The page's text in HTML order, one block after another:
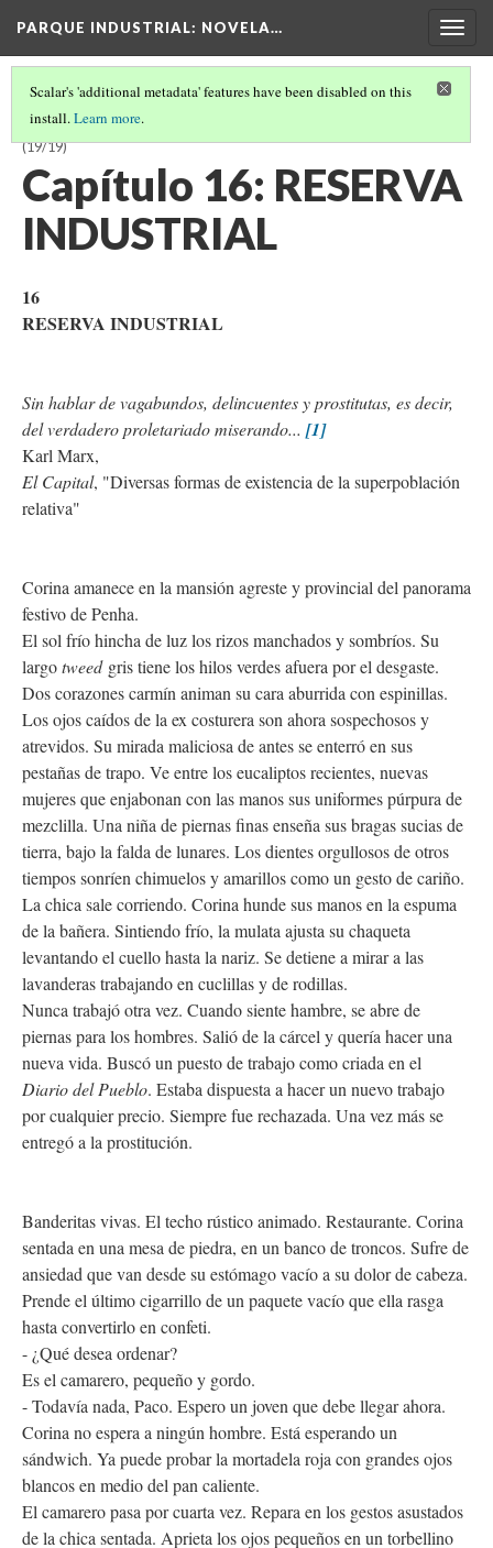
PARQUE INDUSTRIAL: NOVELA…
Scalar's 'additional metadata' features have been disabled on this
install.Learn more.
PARQUE INDUSTRIAL: NOVELA PROLETARIA DE PATRÍCIA GALVÃO
(19/19)
Capítulo 16: RESERVA
INDUSTRIAL
16
RESERVA INDUSTRIAL
Sin hablar de vagabundos, delincuentes y prostitutas, es decir,
del verdadero proletariado miserando... [1]
Karl Marx,
El Capital, "Diversas formas de existencia de la superpoblación
relativa"
Corina amanece en la mansión agreste y provincial del panorama
festivo de Penha.
El sol frío hincha de luz los rizos manchados y sombríos. Su
largotweedgris tiene los hilos verdes afuera por el desgaste.
Dos corazones carmín animan su cara aburrida con espinillas.
Los ojos caídos de la ex costurera son ahora sospechosos y
atrevidos. Su mirada maliciosa de antes se enterró en sus
pestañas de trapo. Ve entre los eucaliptos recientes, nuevas
mujeres que enjabonan con las manos sus uniformes púrpura de
mezclilla. Una niña de piernas finas enseña sus bragas sucias de
tierra, bajo la falda de lunares. Los dientes orgullosos de otros
tiempos sonríen chimuelos y amarillos como un gesto de cariño.
La chica sale corriendo. Corina hunde sus manos en la espuma
de la bañera. Sintiendo frío, la mulata ajusta su chaqueta
levantando el cuello hasta la nariz. Se detiene a mirar a las
lavanderas trabajando en cuclillas y de rodillas.
Nunca trabajó otra vez. Cuando siente hambre, se abre de
piernas para los hombres. Salió de la cárcel y quería hacer una
nueva vida. Buscó un puesto de trabajo como criada en el
Diario del Pueblo. Estaba dispuesta a hacer un nuevo trabajo
por cualquier precio. Siempre fue rechazada. Una vez más se
entregó a la prostitución.
Banderitas vivas. El techo rústico animado. Restaurante. Corina
sentada en una mesa de piedra, en un banco de troncos. Sufre de
ansiedad que van desde su estómago vacío a su dolor de cabeza.
Prende el último cigarrillo de un paquete vacío que ella rasga
hasta convertirlo en confeti.
- ¿Qué desea ordenar?
Es el camarero, pequeño y gordo.
- Todavía nada, Paco. Espero un joven que debe llegar ahora.
Corina no espera a ningún hombre. Está esperando un
sándwich. Ya puede probar la mortadela roja con grandes ojos
blancos en medio del pan caliente.
El camarero pasa por cuarta vez. Repara en los gestos asustados
de la chica sentada. Aprieta los ojos pequeños en un torbellino